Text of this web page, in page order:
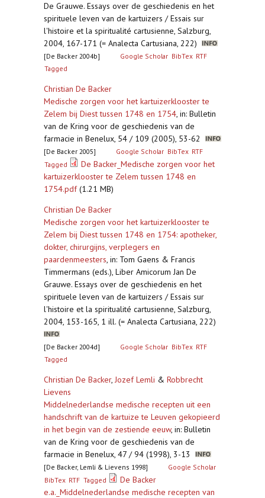
De Grauwe. Essays over de geschiedenis en het
spirituele leven van de kartuizers / Essais sur
l'histoire et la spiritualité cartusienne, Salzburg,
2004, 167-171 (= Analecta Cartusiana, 222)
[De Backer 2004b] Google Scholar BibTex RTF
Tagged
Christian De Backer
Medische zorgen voor het kartuizerklooster te
Zelem bij Diest tussen 1748 en 1754, in: Bulletin
van de Kring voor de geschiedenis van de
farmacie in Benelux, 54 / 109 (2005), 53-62
[De Backer 2005] Google Scholar BibTex RTF
Tagged
De Backer_Medische zorgen voor het
kartuizerklooster te Zelem tussen 1748 en
1754.pdf(1.21 MB)
Christian De Backer
Medische zorgen voor het kartuizerklooster te
Zelem bij Diest tussen 1748 en 1754: apotheker,
dokter, chirurgijns, verplegers en
paardenmeesters, in: Tom Gaens & Francis
Timmermans (eds.), Liber Amicorum Jan De
Grauwe. Essays over de geschiedenis en het
spirituele leven van de kartuizers / Essais sur
l'histoire et la spiritualité cartusienne, Salzburg,
2004, 153-165, 1 ill. (= Analecta Cartusiana, 222)
[De Backer 2004d] Google Scholar BibTex RTF
Tagged
Christian De Backer, Jozef Lemli & Robbrecht
Lievens
Middelnederlandse medische recepten uit een
handschrift van de kartuize te Leuven gekopieerd
in het begin van de zestiende eeuw, in: Bulletin
van de Kring voor de geschiedenis van de
farmacie in Benelux, 47 / 94 (1998), 3-13
[De Backer, Lemli & Lievens 1998]
Google Scholar
BibTex RTF Tagged
De Backer
e.a._Middelnederlandse medische recepten van